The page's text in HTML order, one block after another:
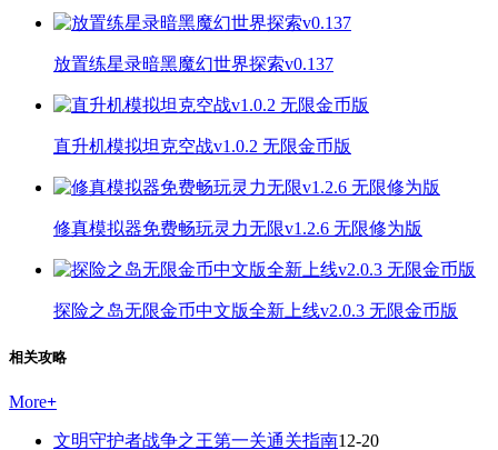
放置练星录暗黑魔幻世界探索v0.137
直升机模拟坦克空战v1.0.2 无限金币版
修真模拟器免费畅玩灵力无限v1.2.6 无限修为版
探险之岛无限金币中文版全新上线v2.0.3 无限金币版
相关攻略
More+
文明守护者战争之王第一关通关指南12-20